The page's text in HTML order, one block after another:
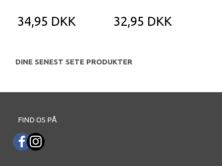
34,95 DKK 32,95 DKK
DINE SENEST SETE PRODUKTER
FIND OS PÅ